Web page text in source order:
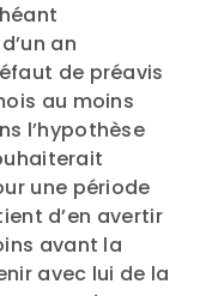
an
de préavis
au moins
l’hypothèse
une période
d’en avertir
avant la
avec lui de la